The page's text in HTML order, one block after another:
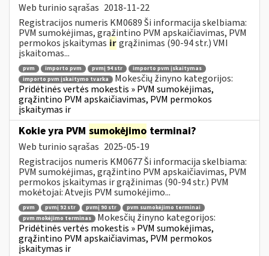
Web turinio sąrašas 2018-11-22
Registracijos numeris KM0689 Ši informacija skelbiama:
PVM sumokėjimas, grąžintino PVM apskaičiavimas, PVM
permokos įskaitymas irgrąžinimas (90-94 str.) VMI
įskaitomas...
pvm importo pvm pvmį 94 str
importo pvm įskaitymas
importo pvm įskaitymo tvarka
Mokesčių žinyno kategorijos:
Pridėtinės vertės mokestis » PVM sumokėjimas,
grąžintino PVM apskaičiavimas, PVM permokos
įskaitymas ir
Kokie yra PVM sumokėjimo terminai?
Web turinio sąrašas 2025-05-19
Registracijos numeris KM0677 Ši informacija skelbiama:
PVM sumokėjimas, grąžintino PVM apskaičiavimas, PVM
permokos įskaitymas ir grąžinimas (90-94 str.) PVM
mokėtojai: Atvejis PVM sumokėjimo...
pvm pvmį 92 str pvmį 90 str
pvm sumokėjimo terminai
pvm mokėjimo terminas
Mokesčių žinyno kategorijos:
Pridėtinės vertės mokestis » PVM sumokėjimas,
grąžintino PVM apskaičiavimas, PVM permokos
įskaitymas ir